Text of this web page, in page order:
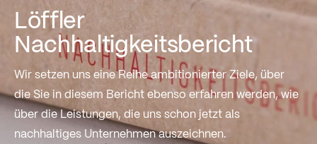
Löffler
Nachhaltigkeitsbericht
Wir setzen uns eine Reihe ambitionierter Ziele, über
die Sie in diesem Bericht ebenso erfahren werden, wie
über die Leistungen, die uns schon jetzt als
nachhaltiges Unternehmen auszeichnen.